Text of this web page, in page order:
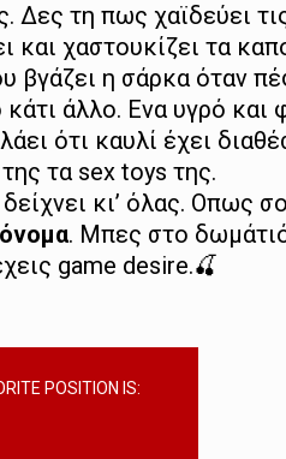
Δες τη πως χαϊδεύει
και χαστουκίζει τα
βγάζει η σάρκα όταν
άλλο. Ενα υγρό και
ότι καυλί έχει
τα sex toys της.
κι’ όλας. Οπως
. Μπες στο
game desire.🍒
POSITION IS: